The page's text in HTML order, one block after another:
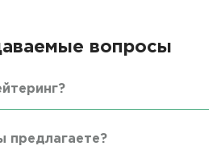
вопросы
предлагаете?